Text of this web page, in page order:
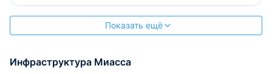
Показать ещё
Инфраструктура Миасса